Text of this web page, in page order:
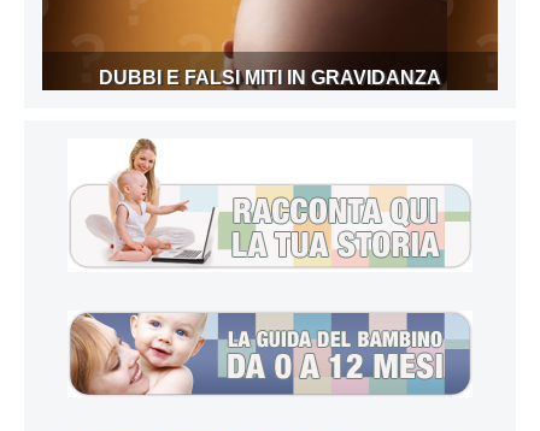
DUBBI E FALSI MITI IN GRAVIDANZA